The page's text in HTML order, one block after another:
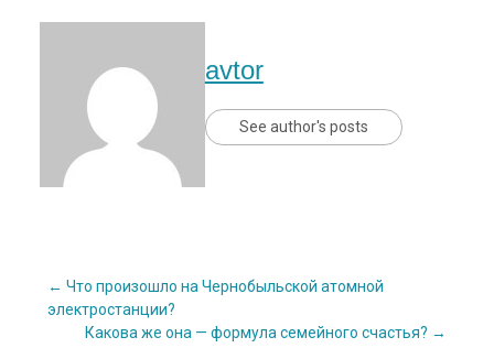
avtor
See author's posts
Post
← Что произошло на Чернобыльской атомной
электростанции?
Какова же она — формула семейного счастья? →